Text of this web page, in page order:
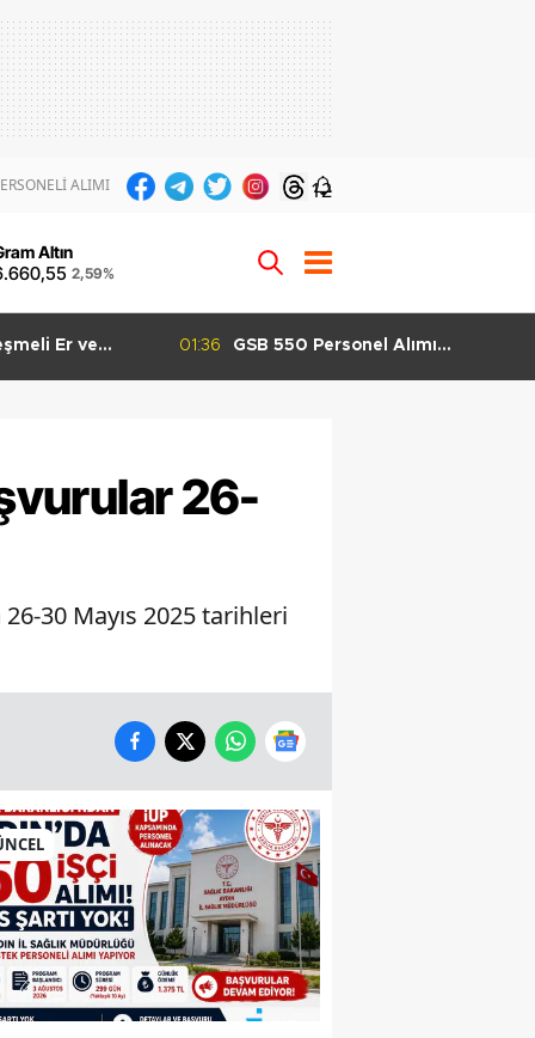
ALIMI 12
Altın
2,59%
Er ve
01:36
GSB 550 Personel Alımı
26-
30 Mayıs 2025 tarihleri